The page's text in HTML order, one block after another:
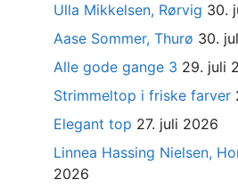
Ulla Mikkelsen, Rørvig 30.
Aase Sommer, Thurø 30.
Alle gode gange 3 29. juli
Strimmeltop i friske farver
Elegant top 27. juli 2026
Linnea Hassing Nielsen,
2026